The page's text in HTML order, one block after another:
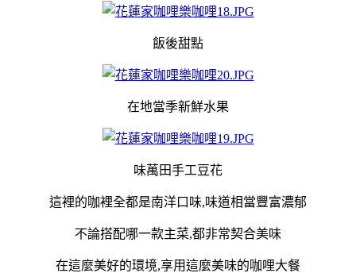
飯後甜點
在地當季新鮮水果
味萬田手工豆花
這裡的咖裡全都是南洋口味,味道相當豐富濃郁
不論搭配哪一款主菜,都非常契合美味
在這麼美好的環境,享用這麼美味的咖哩大餐